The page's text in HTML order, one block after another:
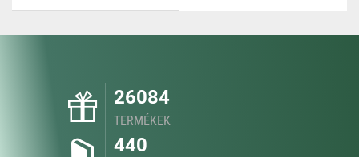
26084
TERMÉKEK
440